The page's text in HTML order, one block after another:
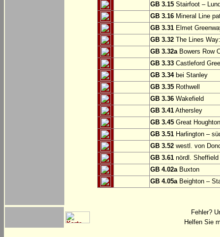
GB 3.15 Stairfoot –
GB 3.16 Mineral Line
GB 3.31 Elmet
GB 3.32 The Lines
GB 3.32aBowers Row
GB 3.33 Castleford
GB 3.34bei Stanley
GB 3.35 Rothwell
GB 3.36 Wakefield
GB 3.41 Athersley
GB 3.45 Great
GB 3.51 Harlington –
GB 3.52 westl. von
GB 3.61 nördl. Sheffield
GB 4.02aBuxton
GB 4.05aBeighton –
Fehler?
Helfen Sie